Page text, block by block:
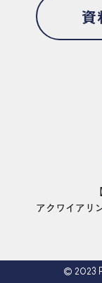
資
アクワイアリ
© 2023